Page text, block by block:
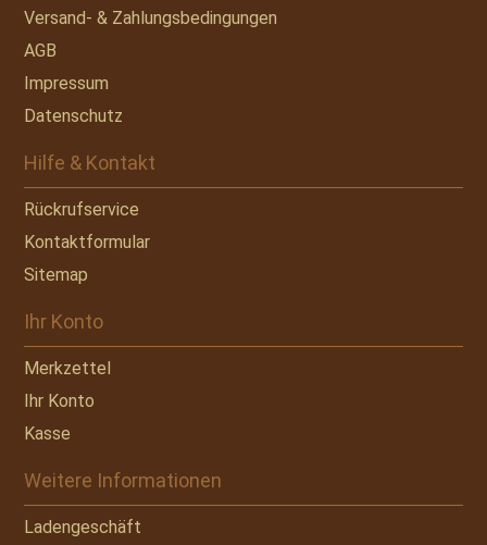
Versand- & Zahlungsbedingungen
AGB
Impressum
Datenschutz
Hilfe & Kontakt
Rückrufservice
Kontaktformular
Sitemap
Ihr Konto
Merkzettel
Ihr Konto
Kasse
Weitere Informationen
Ladengeschäft